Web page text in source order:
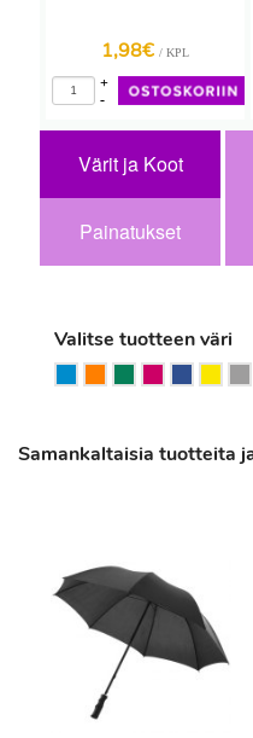
1,98€ / KPL
-
+
Värit ja Koot
Painatukset
Valitse tuotteen väri
Samankaltaisia tuotteita